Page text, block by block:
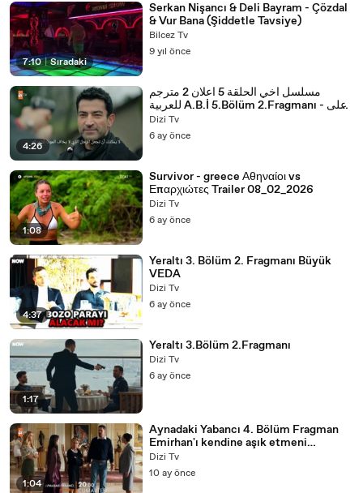
7:10 | Sıradaki
Serkan Nişancı & Deli Bayram - Çözdal
& Vur Bana (Şiddetle Tavsiye)
Bilcez Tv
9 yıl önce
4:26
مسلسل اخي الحلقة 5 اعلان 2 مترجم
للعربية A.B.İ 5.Bölüm 2.Fragmanı - على
ذوقكعلى
Dizi Tv
6 ay önce
1:08
Survivor - greece Αθηναίοι vs
Επαρχιώτες Trailer 08_02_2026
Dizi Tv
6 ay önce
4:37
Yeraltı 3. Bölüm 2. Fragmanı Büyük
VEDA
Dizi Tv
6 ay önce
1:17
Yeraltı 3.Bölüm 2.Fragmanı
Dizi Tv
6 ay önce
1:04
Aynadaki Yabancı 4. Bölüm Fragman
Emirhan'ı kendine aşık etmeni
istiyorum! atvturkiye - Aynadaki
Yabancı (1080p, h264)
Dizi Tv
10 ay önce